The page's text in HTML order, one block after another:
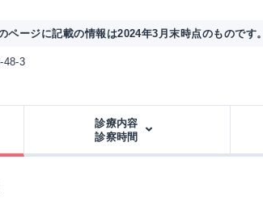
ページに記載の情報は2024年3月末時点のものです。
48-3
診療内容
診察時間